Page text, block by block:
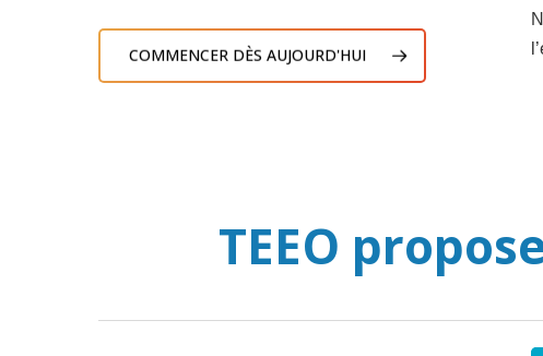
COMMENCER DÈS AUJOURD'HUI
TEEO